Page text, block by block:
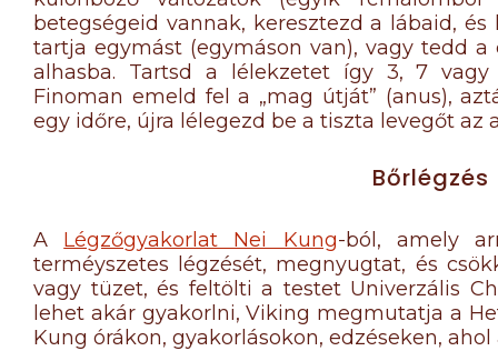
betegségeid vannak, keresztezd a lábaid,
tartja egymást (egymáson van), vagy tedd
alhasba. Tartsd a lélekzetet így 3, 7
Finoman emeld fel a „mag útját” (anus),
egy időre, újra lélegezd be a tiszta levegőt az
Bőrlégzés
A Légzőgyakorlat Nei Kung-ból, amely
terméyszetes légzését, megnyugtat, és
vagy tüzet, és feltölti a testet Univerzális
lehet akár gyakorlni, Viking megmutatja a
Kung órákon, gyakorlásokon, edzéseken,